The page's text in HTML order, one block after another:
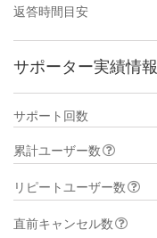
返答時間目安
サポーター実績情報
サポート回数
累計ユーザー数
リピートユーザー数
直前キャンセル数